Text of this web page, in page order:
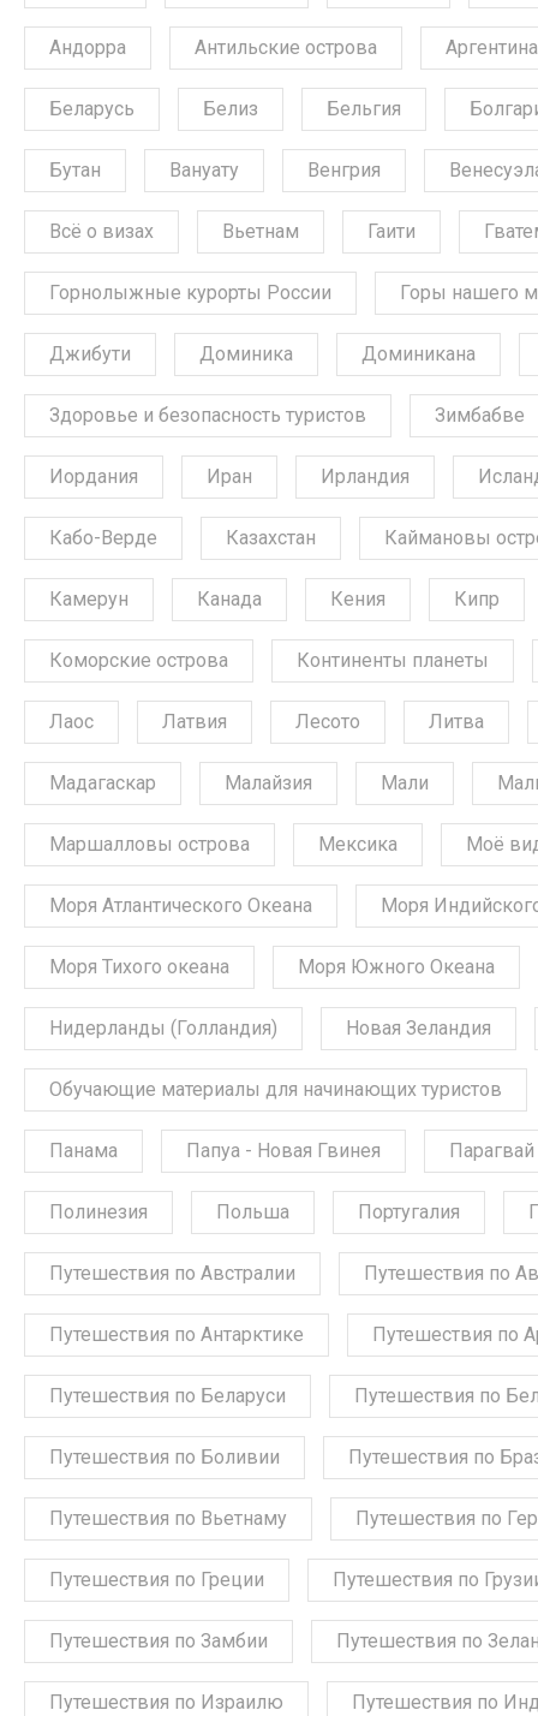
Андорра Антильские острова Аргентина
Беларусь Белиз Бельгия
Бутан Вануату Венгрия
Всё о визах Вьетнам Гаити
Горнолыжные курорты России Горы нашего
Джибути Доминика Доминикана
Здоровье и безопасность туристов Зимбабве
Иордания Иран Ирландия
Кабо-Верде Казахстан Каймановы
Камерун Канада Кения Кипр
Коморские острова Континенты планеты
Лаос Латвия Лесото Литва
Мадагаскар Малайзия Мали
Маршалловы острова Мексика Моё
Моря Атлантического Океана Моря
Моря Тихого океана Моря Южного Океана
Нидерланды (Голландия) Новая Зеландия
Обучающие материалы для начинающих туристов
Панама Папуа - Новая Гвинея Парагвай
Полинезия Польша Португалия
Путешествия по Австралии Путешествия по
Путешествия по Антарктике Путешествия по
Путешествия по Беларуси Путешествия по
Путешествия по Боливии Путешествия по
Путешествия по Вьетнаму Путешествия по
Путешествия по Греции Путешествия по
Путешествия по Замбии Путешествия по
Путешествия по Израилю Путешествия по